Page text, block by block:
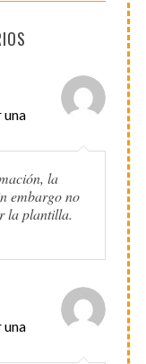
una
la
embargo no
la plantilla.
una